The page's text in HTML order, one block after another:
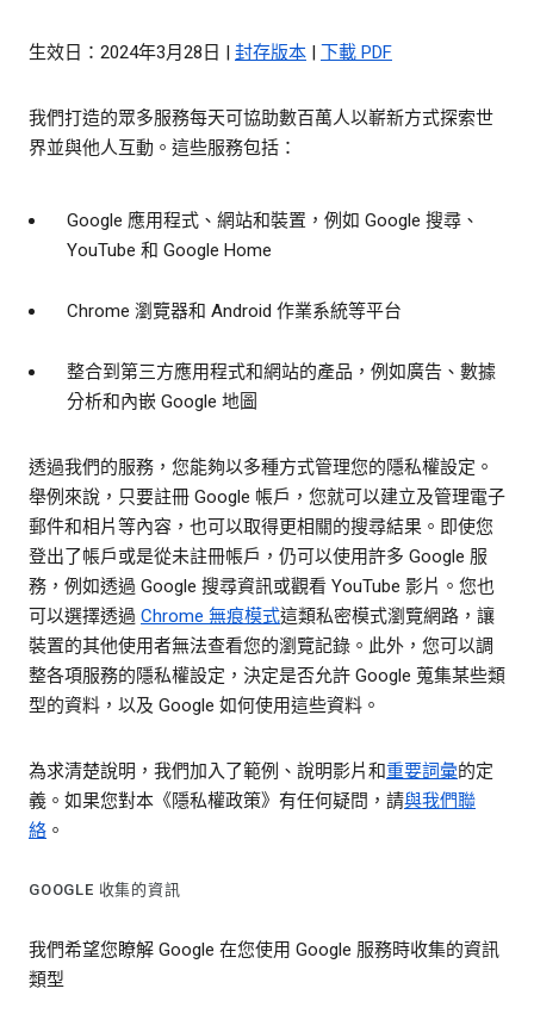
生效日：2024年3月28日 | 封存版本 | 下載 PDF
我們打造的眾多服務每天可協助數百萬人以嶄新方式探索世
界並與他人互動。這些服務包括：
Google 應用程式、網站和裝置，例如 Google 搜尋、
YouTube 和 Google Home
Chrome 瀏覽器和 Android 作業系統等平台
整合到第三方應用程式和網站的產品，例如廣告、數據
分析和內嵌 Google 地圖
透過我們的服務，您能夠以多種方式管理您的隱私權設定。
舉例來說，只要註冊 Google 帳戶，您就可以建立及管理電子
郵件和相片等內容，也可以取得更相關的搜尋結果。即使您
登出了帳戶或是從未註冊帳戶，仍可以使用許多 Google 服
務，例如透過 Google 搜尋資訊或觀看 YouTube 影片。您也
可以選擇透過 Chrome 無痕模式這類私密模式瀏覽網路，讓
裝置的其他使用者無法查看您的瀏覽記錄。此外，您可以調
整各項服務的隱私權設定，決定是否允許 Google 蒐集某些類
型的資料，以及 Google 如何使用這些資料。
為求清楚說明，我們加入了範例、說明影片和重要詞彙的定
義。如果您對本《隱私權政策》有任何疑問，請與我們聯
絡 。
GOOGLE 收集的資訊
我們希望您瞭解 Google 在您使用 Google 服務時收集的資訊
類型